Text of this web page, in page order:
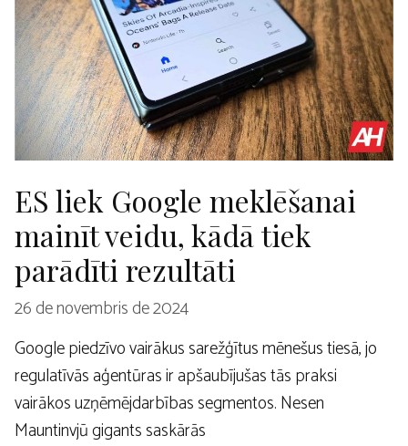
ES liek Google meklēšanai
mainīt veidu, kādā tiek
parādīti rezultāti
26 de novembris de 2024
Google piedzīvo vairākus sarežģītus mēnešus tiesā, jo
regulatīvās aģentūras ir apšaubījušas tās praksi
vairākos uzņēmējdarbības segmentos. Nesen
Mauntinvjū gigants saskārās